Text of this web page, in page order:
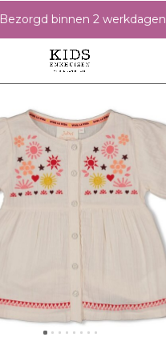
Bezorgd binnen 2 werkdagen